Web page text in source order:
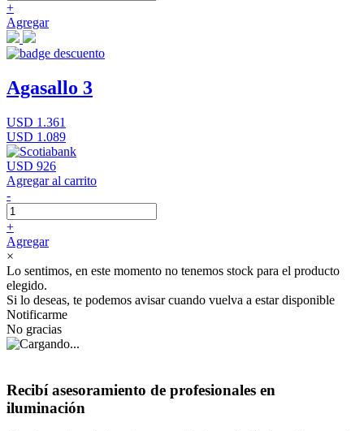
+
Agregar
Agasallo 3
USD 1.361
USD 1.089
USD 926
Agregar al carrito
-
+
Agregar
×
Lo sentimos, en este momento no tenemos stock para el producto
elegido.
Si lo deseas, te podemos avisar cuando vuelva a estar disponible
Notificarme
No gracias
Recibí asesoramiento de profesionales en
iluminación